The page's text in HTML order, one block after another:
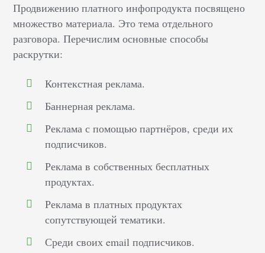
Продвижению платного инфопродукта посвящено
множество материала. Это тема отдельного
разговора. Перечислим основные способы
раскрутки:
Контекстная реклама.
Баннерная реклама.
Реклама с помощью партнёров, среди их
подписчиков.
Реклама в собственных бесплатных
продуктах.
Реклама в платных продуктах
сопутствующей тематики.
Среди своих email подписчиков.